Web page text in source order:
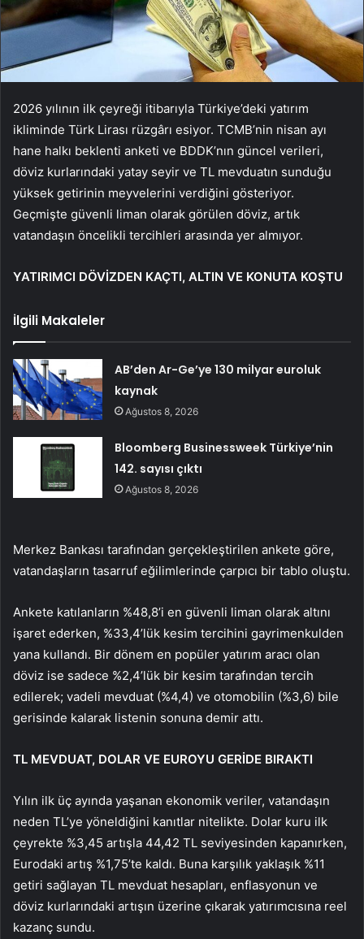
2026 yılının ilk çeyreği itibarıyla Türkiye’deki yatırım
ikliminde Türk Lirası rüzgârı esiyor. TCMB’nin nisan ayı
hane halkı beklenti anketi ve BDDK’nın güncel verileri,
döviz kurlarındaki yatay seyir ve TL mevduatın sunduğu
yüksek getirinin meyvelerini verdiğini gösteriyor.
Geçmişte güvenli liman olarak görülen döviz, artık
vatandaşın öncelikli tercihleri arasında yer almıyor.
YATIRIMCI DÖVİZDEN KAÇTI, ALTIN VE KONUTA KOŞTU
İlgili Makaleler
AB’den Ar-Ge’ye 130 milyar euroluk
kaynak
Ağustos 8, 2026
Bloomberg Businessweek Türkiye’nin
142. sayısı çıktı
Ağustos 8, 2026
Merkez Bankası tarafından gerçekleştirilen ankete göre,
vatandaşların tasarruf eğilimlerinde çarpıcı bir tablo oluştu.
Ankete katılanların %48,8’i en güvenli liman olarak altını
işaret ederken, %33,4’lük kesim tercihini gayrimenkulden
yana kullandı. Bir dönem en popüler yatırım aracı olan
döviz ise sadece %2,4’lük bir kesim tarafından tercih
edilerek; vadeli mevduat (%4,4) ve otomobilin (%3,6) bile
gerisinde kalarak listenin sonuna demir attı.
TL MEVDUAT, DOLAR VE EUROYU GERİDE BIRAKTI
Yılın ilk üç ayında yaşanan ekonomik veriler, vatandaşın
neden TL’ye yöneldiğini kanıtlar nitelikte. Dolar kuru ilk
çeyrekte %3,45 artışla 44,42 TL seviyesinden kapanırken,
Eurodaki artış %1,75’te kaldı. Buna karşılık yaklaşık %11
getiri sağlayan TL mevduat hesapları, enflasyonun ve
döviz kurlarındaki artışın üzerine çıkarak yatırımcısına reel
kazanç sundu.